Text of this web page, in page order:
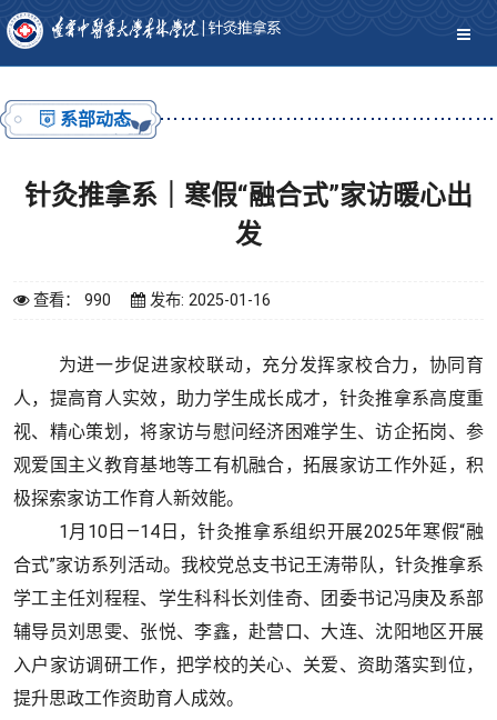
系部动态
针灸推拿系｜寒假“融合式”家访暖心出
发
查看： 990 发布: 2025-01-16
为进一步促进家校联动，充分发挥家校合力，协同育
人，提高育人实效，助力学生成长成才，针灸推拿系高度重
视、精心策划，将家访与慰问经济困难学生、访企拓岗、参
观爱国主义教育基地等工有机融合，拓展家访工作外延，积
极探索家访工作育人新效能。
1月10日—14日，针灸推拿系组织开展2025年寒假“融
合式”家访系列活动。我校党总支书记王涛带队，针灸推拿系
学工主任刘程程、学生科科长刘佳奇、团委书记冯庚及系部
辅导员刘思雯、张悦、李鑫，赴营口、大连、沈阳地区开展
入户家访调研工作，把学校的关心、关爱、资助落实到位，
提升思政工作资助育人成效。